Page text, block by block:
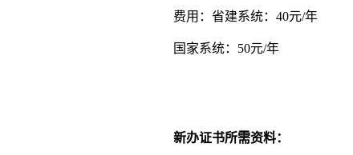
费用：省建系统：40元/年
国家系统：50元/年
新办证书所需资料：